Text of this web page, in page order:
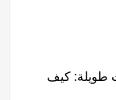
طويلة: كيف